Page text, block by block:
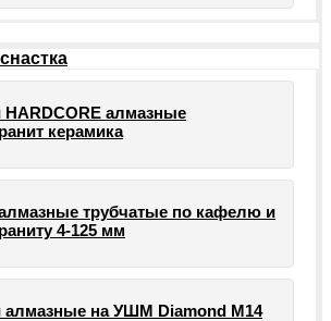
HARDCORE алмазные
керамика
трубчатые по кафелю и
4-125 мм
алмазные на УШМ Diamond М14